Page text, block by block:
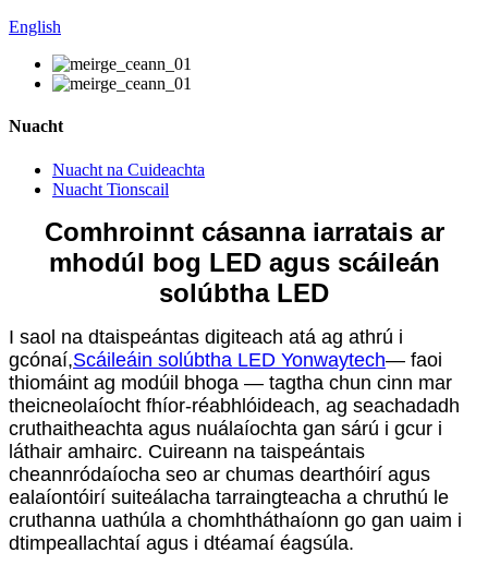
English
Nuacht
Nuacht na Cuideachta
Nuacht Tionscail
Comhroinnt cásanna iarratais ar
mhodúl bog LED agus scáileán
solúbtha LED
I saol na dtaispeántas digiteach atá ag athrú i
gcónaí,Scáileáin solúbtha LED Yonwaytech— faoi
thiomáint ag modúil bhoga — tagtha chun cinn mar
theicneolaíocht fhíor-réabhlóideach, ag seachadadh
cruthaitheachta agus nuálaíochta gan sárú i gcur i
láthair amhairc. Cuireann na taispeántais
cheannródaíocha seo ar chumas dearthóirí agus
ealaíontóirí suiteálacha tarraingteacha a chruthú le
cruthanna uathúla a chomhtháthaíonn go gan uaim i
dtimpeallachtaí agus i dtéamaí éagsúla.